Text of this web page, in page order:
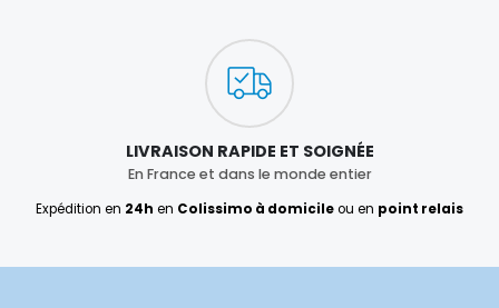
LIVRAISON RAPIDE ET SOIGNÉE
En France et dans le monde entier
Expédition en 24h en Colissimo à domicileou en point relais